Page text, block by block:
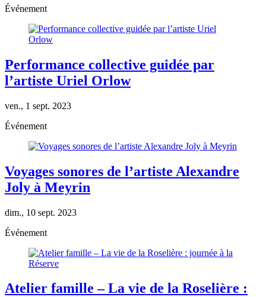
Événement
Performance collective guidée par
l’artiste Uriel Orlow
ven., 1 sept. 2023
Événement
Voyages sonores de l’artiste Alexandre
Joly à Meyrin
dim., 10 sept. 2023
Événement
Atelier famille – La vie de la Roselière :